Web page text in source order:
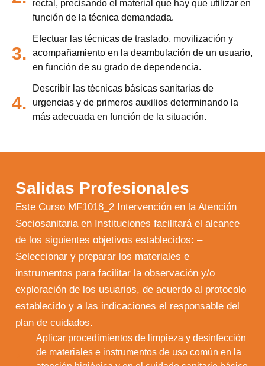
rectal, precisando el material que hay que utilizar en
función de la técnica demandada.
3.
Efectuar las técnicas de traslado, movilización y
acompañamiento en la deambulación de un usuario,
en función de su grado de dependencia.
4.
Describir las técnicas básicas sanitarias de
urgencias y de primeros auxilios determinando la
más adecuada en función de la situación.
Salidas Profesionales
Este Curso MF1018_2 Intervención en la Atención
Sociosanitaria en Instituciones facilitará el alcance
de los siguientes objetivos establecidos: –
Seleccionar y preparar los materiales e
instrumentos para facilitar la observación y/o
exploración de los usuarios, de acuerdo al protocolo
establecido y a las indicaciones el responsable del
plan de cuidados.
Aplicar procedimientos de limpieza y desinfección
de materiales e instrumentos de uso común en la